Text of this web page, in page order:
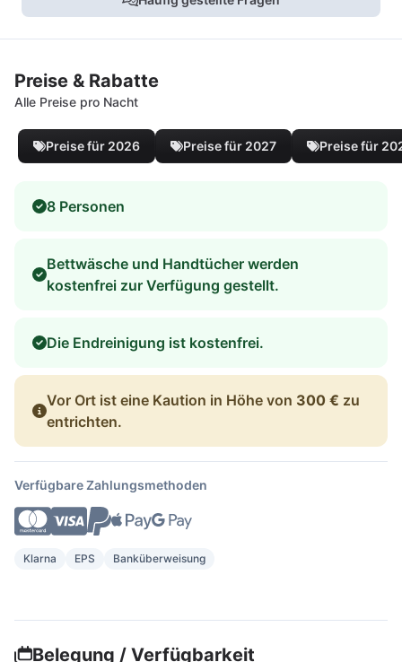
Preise & Rabatte
Alle Preise pro Nacht
Preise für 2026 Preise für 2027 Preise für
8 Personen
Bettwäsche und Handtücher werden
kostenfrei zur Verfügung gestellt.
Die Endreinigung ist kostenfrei.
Vor Ort ist eine Kaution in Höhe von 300 € zu
entrichten.
Verfügbare Zahlungsmethoden
Klarna EPS Banküberweisung
Belegung / Verfügbarkeit